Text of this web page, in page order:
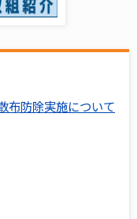
布防除実施について